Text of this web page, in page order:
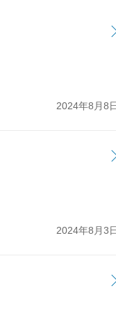
2024年8月8
2024年8月3